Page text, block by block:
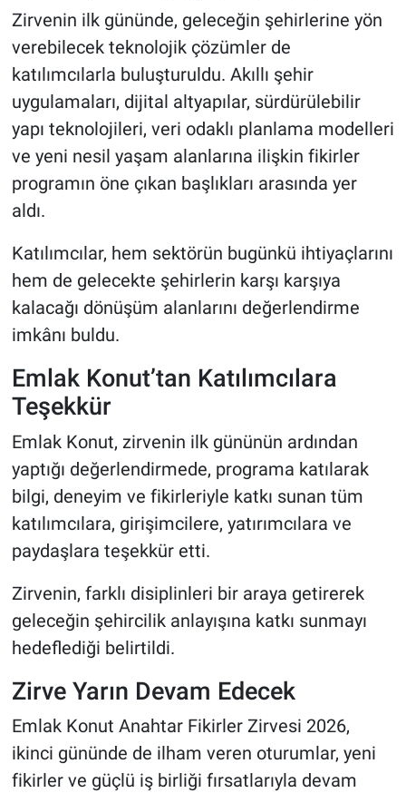
Zirvenin ilk gününde, geleceğin şehirlerine yön
verebilecek teknolojik çözümler de
katılımcılarla buluşturuldu. Akıllı şehir
uygulamaları, dijital altyapılar, sürdürülebilir
yapı teknolojileri, veri odaklı planlama modelleri
ve yeni nesil yaşam alanlarına ilişkin fikirler
programın öne çıkan başlıkları arasında yer
aldı.
Katılımcılar, hem sektörün bugünkü ihtiyaçlarını
hem de gelecekte şehirlerin karşı karşıya
kalacağı dönüşüm alanlarını değerlendirme
imkânı buldu.
Emlak Konut’tan Katılımcılara
Teşekkür
Emlak Konut, zirvenin ilk gününün ardından
yaptığı değerlendirmede, programa katılarak
bilgi, deneyim ve fikirleriyle katkı sunan tüm
katılımcılara, girişimcilere, yatırımcılara ve
paydaşlara teşekkür etti.
Zirvenin, farklı disiplinleri bir araya getirerek
geleceğin şehircilik anlayışına katkı sunmayı
hedeflediği belirtildi.
Zirve Yarın Devam Edecek
Emlak Konut Anahtar Fikirler Zirvesi 2026,
ikinci gününde de ilham veren oturumlar, yeni
fikirler ve güçlü iş birliği fırsatlarıyla devam